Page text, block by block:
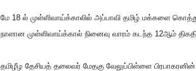
மே 18 ல் முள்ளிவாய்க்காலில் அப்பாவி தமிழ் மக்களை
நாளான முள்ளிவாய்க்கால் நினைவு வாரம் கடந்த 12ஆம்
தமிழீழ தேசியத் தலைவர் மேதகு வேலுப்பிள்ளை